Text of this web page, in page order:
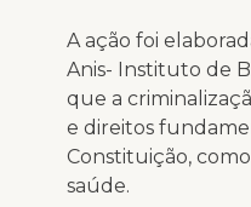
A ação foi
Anis- Instituto de
que a
e direitos
Constituição,
saúde.